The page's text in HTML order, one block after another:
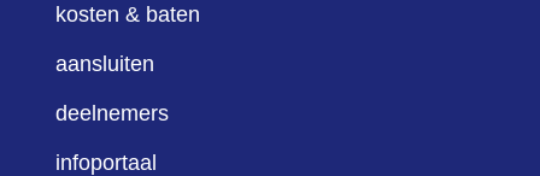
kosten & baten
aansluiten
deelnemers
infoportaal